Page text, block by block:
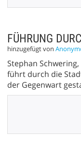
FÜHRUNG
hinzugefügt von
Stephan
führt durch die
der Gegenwart